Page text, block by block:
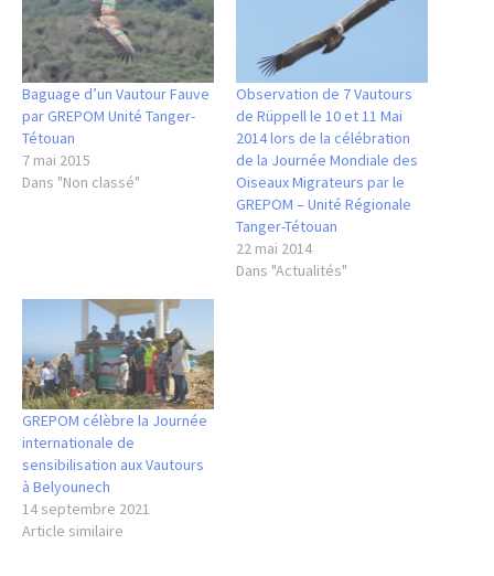
Baguage d’un Vautour Fauve
par GREPOM Unité Tanger-
Tétouan
7 mai 2015
Dans "Non classé"
Observation de 7 Vautours
de Rüppell le 10 et 11 Mai
2014 lors de la célébration
de la Journée Mondiale des
Oiseaux Migrateurs par le
GREPOM – Unité Régionale
Tanger-Tétouan
22 mai 2014
Dans "Actualités"
GREPOM célèbre la Journée
internationale de
sensibilisation aux Vautours
à Belyounech
14 septembre 2021
Article similaire